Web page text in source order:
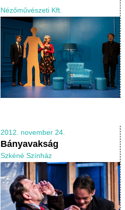
Nézőművészeti Kft.
2012. november 24.
Bányavakság
Szkéné Színház